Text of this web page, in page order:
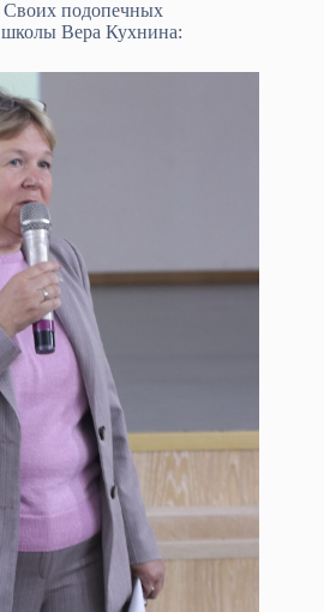
Своих подопечных
школы Вера Кухнина: